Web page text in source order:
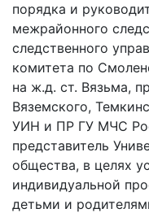
порядка и
межрайонного
следственного
комитета по
на ж.д. ст. Вязьма,
Вяземского,
УИН и ПР ГУ МЧС
представитель
общества, в целях
индивидуальной
детьми и